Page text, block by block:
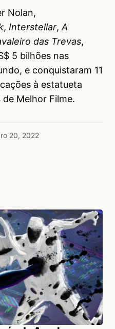
Nolan,
, Interstellar, A
das Trevas,
5 bilhões nas
e conquistaram 11
à estatueta
Melhor Filme.
20, 2022